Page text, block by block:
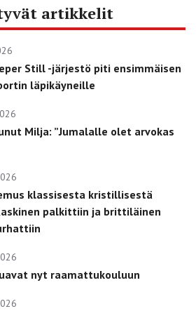
artikkelit
Still -järjestö piti ensimmäisen
läpikäyneille
Milja: ”Jumalalle olet arvokas
klassisesta kristillisestä
palkittiin ja brittiläinen
nyt raamattukouluun